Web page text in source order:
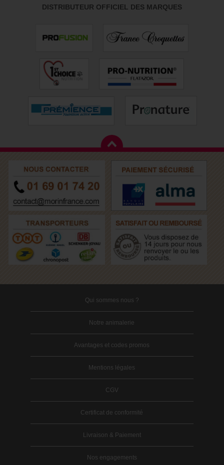
DISTRIBUTEUR OFFICIEL DES MARQUES
Qui sommes nous ?
Notre animalerie
Avantages et codes promos
Mentions légales
CGV
Certificat de conformité
Livraison & Paiement
Nos engagements